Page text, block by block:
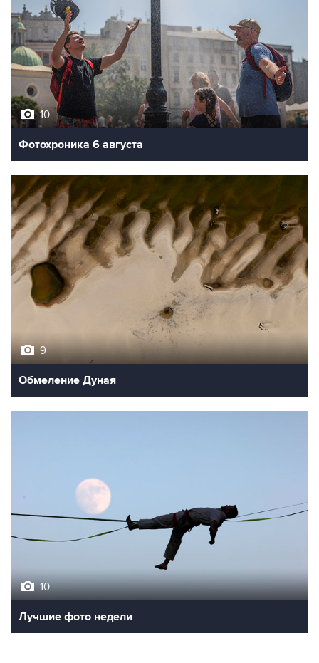
Фотохроника 6 августа
Обмеление Дуная
Лучшие фото недели